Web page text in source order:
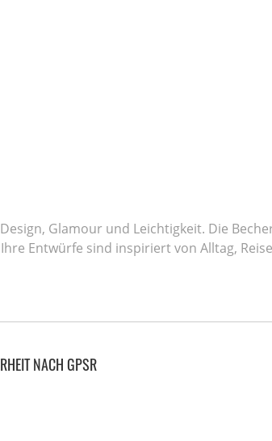
Glamour und Leichtigkeit. Die
Entwürfe sind inspiriert von Alltag,
NACH GPSR